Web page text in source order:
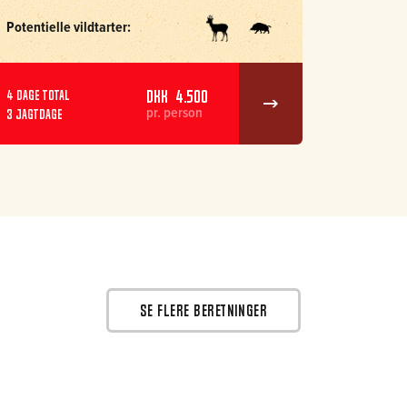
Potentielle vildtarter:
4 dage total
3 jagtdage
DKK 4.500
pr. person
SE FLERE BERETNINGER